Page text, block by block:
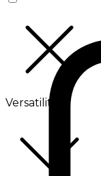
Versatilité